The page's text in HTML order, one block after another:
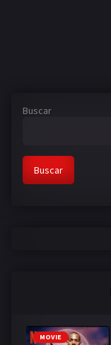
Buscar
Buscar
MOVIE